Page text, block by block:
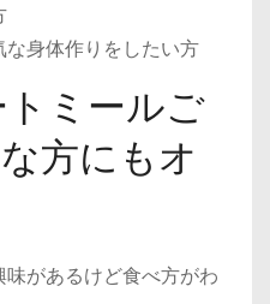
身体作りをしたい方
トミールご
方にもオ
があるけど食べ方がわ